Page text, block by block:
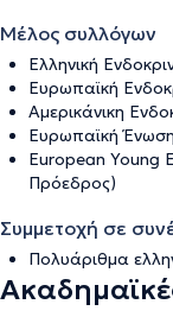
Μέλος συλλόγων
Ελληνική
Ευρωπαϊκή
Αμερικάνικη
Ευρωπαϊκή
Εuropean Young
Πρόεδρος)
Συμμετοχή σε
Πολυάριθμα